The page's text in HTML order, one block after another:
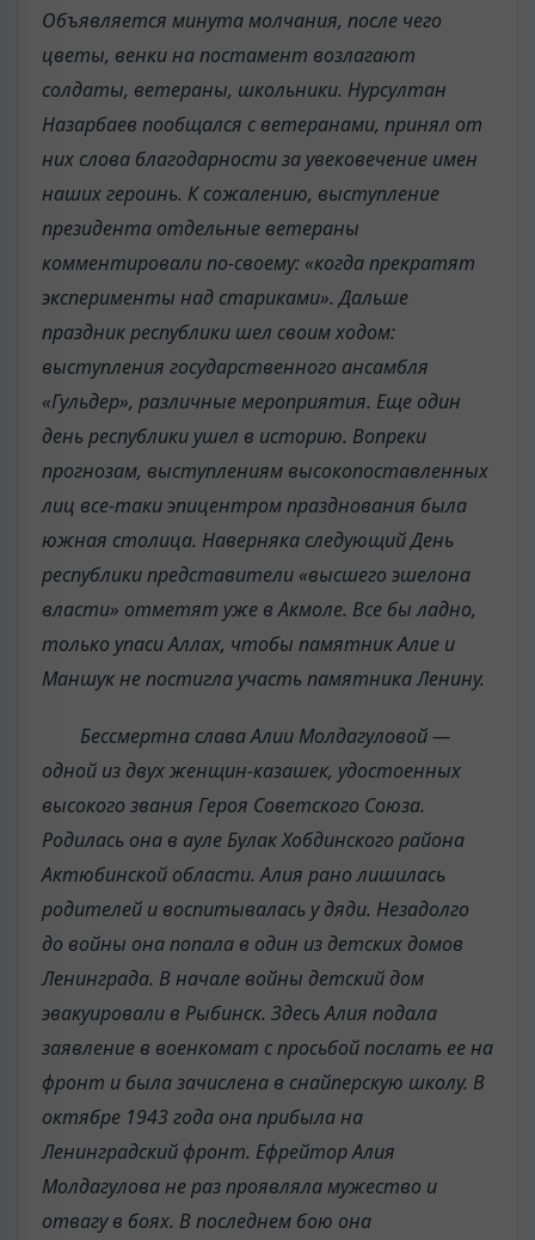
Объявляется минута молчания, после чего
цветы, венки на постамент возлагают
солдаты, ветераны, школьники. Нурсултан
Назарбаев пообщался с ветеранами, принял от
них слова благодарности за увековечение имен
наших героинь. К сожалению, выступление
президента отдельные ветераны
комментировали по-своему: «когда прекратят
эксперименты над стариками». Дальше
праздник республики шел своим ходом:
выступления государственного ансамбля
«Гульдер», различные мероприятия. Еще один
день республики ушел в историю. Вопреки
прогнозам, выступлениям высокопоставленных
лиц все-таки эпицентром празднования была
южная столица. Наверняка следующий День
республики представители «высшего эшелона
власти» отметят уже в Акмоле. Все бы ладно,
только упаси Аллах, чтобы памятник Алие и
Маншук не постигла участь памятника Ленину.
Бессмертна слава Алии Молдагуловой —
одной из двух женщин-казашек, удостоенных
высокого звания Героя Советского Союза.
Родилась она в ауле Булак Хобдинского района
Актюбинской области. Алия рано лишилась
родителей и воспитывалась у дяди. Незадолго
до войны она попала в один из детских домов
Ленинграда. В начале войны детский дом
эвакуировали в Рыбинск. Здесь Алия подала
заявление в военкомат с просьбой послать ее на
фронт и была зачислена в снайперскую школу. В
октябре 1943 года она прибыла на
Ленинградский фронт. Ефрейтор Алия
Молдагулова не раз проявляла мужество и
отвагу в боях. В последнем бою она